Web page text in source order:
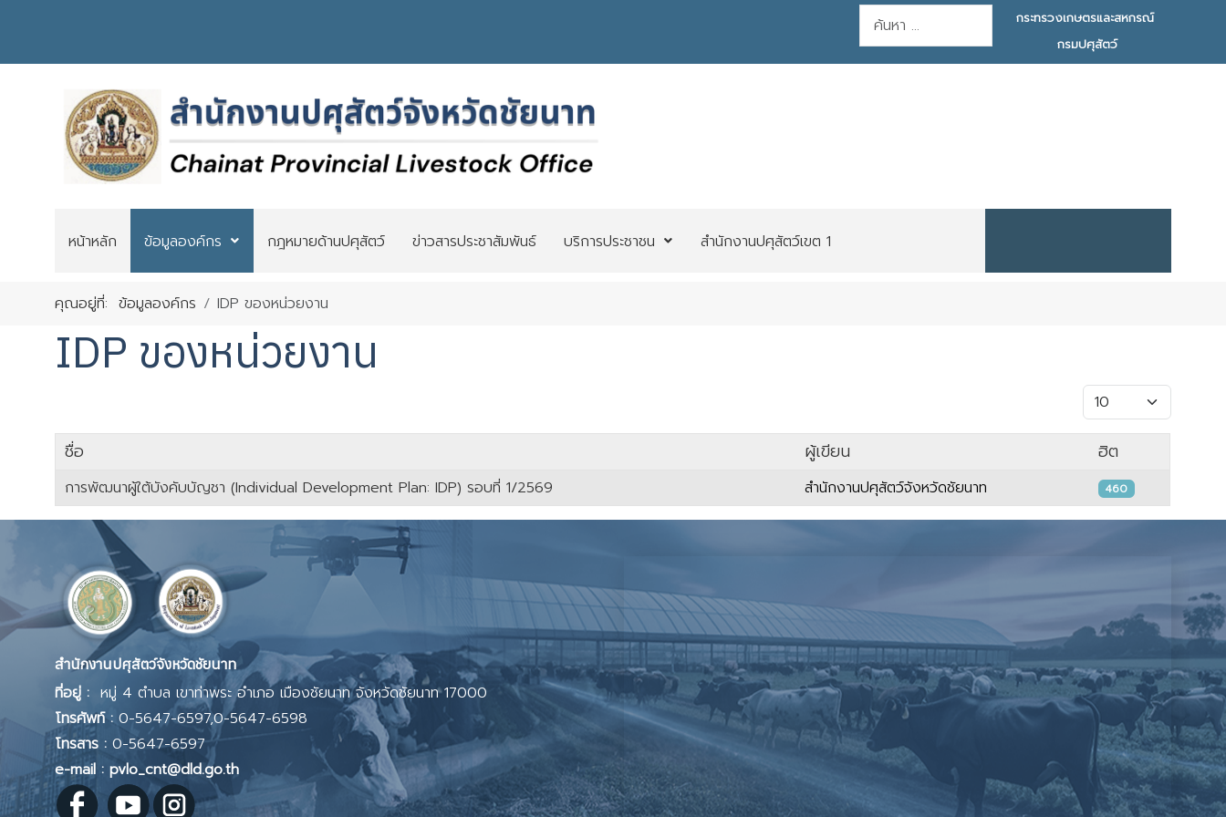
การค้นหา
กระทรวงเกษตรและสหกรณ์
กรมปศุสัตว์
หน้าหลัก ข้อมูลองค์กร กฎหมายด้านปศุสัตว์ ข่าวสารประชาสัมพันธ์ บริการประชาชน สำนักงานปศุสัตว์เขต 1
คุณอยู่ที่:ข้อมูลองค์กร IDP ของหน่วยงาน
IDP ของหน่วยงาน
แสดง #
เนื้อหา
ชื่อ ผู้เขียน ฮิต
การพัฒนาผู้ใต้บังคับบัญชา (Individual Development Plan: IDP) รอบที่ 1/2569 สำนักงานปศุสัตว์จังหวัดชัยนาท 460
สำนักงานปศุสัตว์จังหวัดชัยนาท
ที่อยู่ : หมู่ 4 ตำบล เขาท่าพระ อำเภอ เมืองชัยนาท จังหวัดชัยนาท 17000
โทรศัพท์ :0-5647-6597,0-5647-6598
โทรสาร : 0-5647-6597
e-mail : pvlo_cnt@dld.go.th